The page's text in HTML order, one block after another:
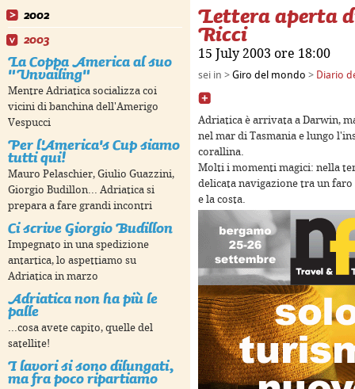
For development purposes only
only
For development purposes only For
2002
2003
La Coppa America al suo
"Unvailing"
Mentre Adriatica socializza coi
vicini di banchina dell'Amerigo
Vespucci
Per l'America's Cup siamo
tutti qui!
Mauro Pelaschier, Giulio Guazzini,
Giorgio Budillon... Adriatica si
prepara a fare grandi incontri
Ci scrive Giorgio Budillon
Impegnato in una spedizione
antartica, lo aspettiamo su
Adriatica in marzo
Adriatica non ha più le
palle
...cosa avete capito, quelle del
satellite!
I lavori si sono dilungati,
ma fra poco ripartiamo
Lettera aperta
Ricci
15 July 2003 ore 18:00
sei in > Giro del mondo > Diario
Adriatica è arrivata a Darwin,
nel mar di Tasmania e lungo
corallina.
Molti i momenti magici: nella
delicata navigazione tra un
e la costa.